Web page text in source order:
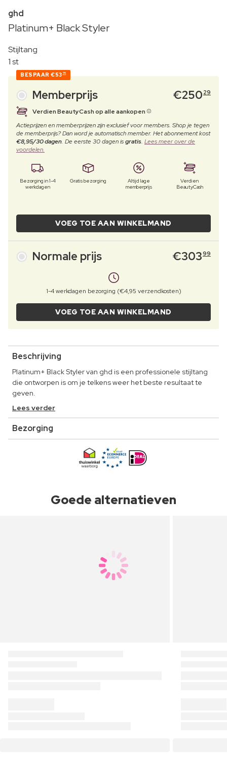
ghd
Platinum+ Black Styler
Stijltang
1 st
BESPAAR €53 70
Memberprijs €250 29
Verdien BeautyCash op alle aankopen
Actieprijzen en memberprijzen zijn exclusief voor members. Shop je tegen
de memberprijs? Dan word je automatisch member. Het abonnement kost
€8,95/30 dagen. De eerste 30 dagen isgratis. Lees meer over de
voordelen.
Bezorging in 1-4
werkdagen
Gratis bezorging
Altijd lage
memberprijs
Verdien
BeautyCash
VOEG TOE AAN WINKELMAND
Normale prijs €30399
1-4 werkdagen bezorging (€4,95 verzendkosten)
VOEG TOE AAN WINKELMAND
Beschrijving
Platinum+ Black Styler van ghd is een professionele stijltang
die ontworpen is om je telkens weer het beste resultaat te
geven.
Lees verder
Bezorging
Goede alternatieven